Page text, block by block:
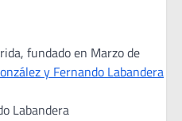
fundado en Marzo de
y Fernando Labandera
Labandera